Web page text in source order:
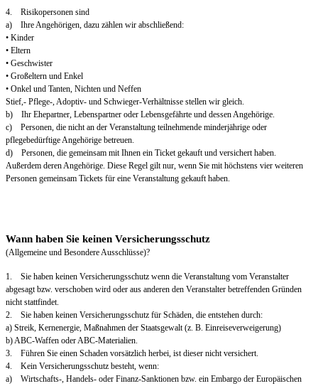
4. Risikopersonen sind
a) Ihre Angehörigen, dazu zählen wir abschließend:
• Kinder
• Eltern
• Geschwister
• Großeltern und Enkel
• Onkel und Tanten, Nichten und Neffen
Stief,- Pflege-, Adoptiv- und Schwieger-Verhältnisse stellen wir gleich.
b) Ihr Ehepartner, Lebenspartner oder Lebensgefährte und dessen Angehörige.
c) Personen, die nicht an der Veranstaltung teilnehmende minderjährige oder
pflegebedürftige Angehörige betreuen.
d) Personen, die gemeinsam mit Ihnen ein Ticket gekauft und versichert haben.
Außerdem deren Angehörige. Diese Regel gilt nur, wenn Sie mit höchstens vier weiteren
Personen gemeinsam Tickets für eine Veranstaltung gekauft haben.
Wann haben Sie keinen Versicherungsschutz
(Allgemeine und Besondere Ausschlüsse)?
1. Sie haben keinen Versicherungsschutz wenn die Veranstaltung vom Veranstalter
abgesagt bzw. verschoben wird oder aus anderen den Veranstalter betreffenden Gründen
nicht stattfindet.
2. Sie haben keinen Versicherungsschutz für Schäden, die entstehen durch:
a) Streik, Kernenergie, Maßnahmen der Staatsgewalt (z. B. Einreiseverweigerung)
b) ABC-Waffen oder ABC-Materialien.
3. Führen Sie einen Schaden vorsätzlich herbei, ist dieser nicht versichert.
4. Kein Versicherungsschutz besteht, wenn:
a) Wirtschafts-, Handels- oder Finanz-Sanktionen bzw. ein Embargo der Europäischen